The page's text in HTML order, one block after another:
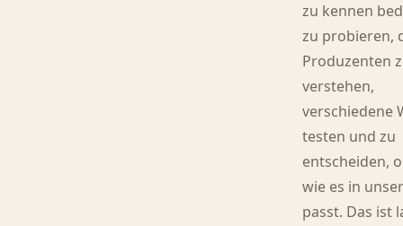
zu kennen
zu probieren,
Produzenten
verstehen,
verschiedene
testen und zu
entscheiden,
wie es in
passt. Das ist